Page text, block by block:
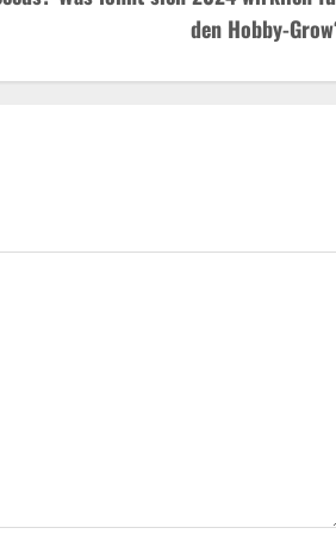
den Hobby-